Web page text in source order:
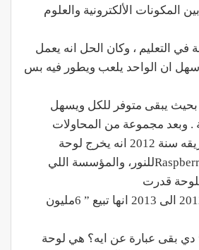
المكونات الألكترونية والعلوم
في التعليم ، وكان الحل انه يعمل
ان الواحد يلعب ويطور فيه بس
يبقى متوفر للكل ويسهل
. وبعد مجموعة من المحاولات
والنماذج قدر هو وفريقه سنة 2012 انه يخرج لوحة
“راسبيري باي “Raspberry Piللنور، والمؤسسة اللي
قدرت
خلال سنة بس من 2012 الى 2013 انها تبيع ” 6مليون
دي بقى عبارة عن ايه؟ هي لوحة